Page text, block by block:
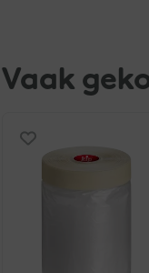
Vaak